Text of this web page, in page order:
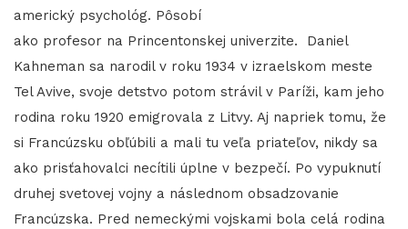
americký psychológ. Pôsobí
ako profesor na Princentonskej univerzite. Daniel
Kahneman sa narodil v roku 1934 v izraelskom meste
Tel Avive, svoje detstvo potom strávil v Paríži, kam jeho
rodina roku 1920 emigrovala z Litvy. Aj napriek tomu, že
si Francúzsku obľúbili a mali tu veľa priateľov, nikdy sa
ako prisťahovalci necítili úplne v bezpečí. Po vypuknutí
druhej svetovej vojny a následnom obsadzovanie
Francúzska. Pred nemeckými vojskami bola celá rodina